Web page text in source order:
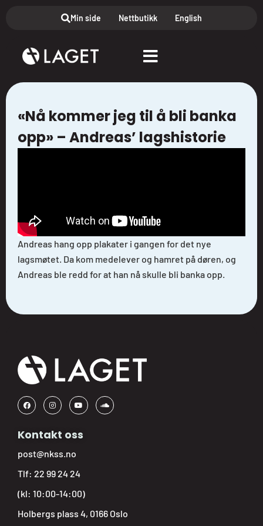
Min side Nettbutikk English
«Nå kommer jeg til å bli banka
opp» – Andreas’ lagshistorie
Andreas hang opp plakater i gangen for det nye
lagsmøtet. Da kom medelever og hamret på døren, og
Andreas ble redd for at han nå skulle bli banka opp.
Kontakt oss
post@nkss.no
Tlf: 22 99 24 24
(kl: 10:00-14:00)
Holbergs plass 4, 0166 Oslo